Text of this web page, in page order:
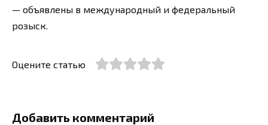
— объявлены в международный и федеральный
розыск.
Оцените статью
Добавить комментарий